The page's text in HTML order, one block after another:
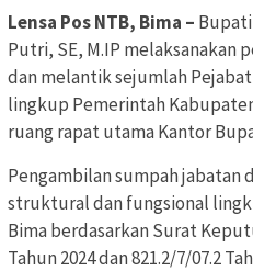
Lensa Pos NTB, Bima –
Putri, SE, M.IP melaksanakan
dan melantik sejumlah
lingkup Pemerintah
ruang rapat utama Kantor
Pengambilan sumpah jabatan
struktural dan fungsional
Bima berdasarkan Surat
Tahun 2024 dan 821.2/7/07.2